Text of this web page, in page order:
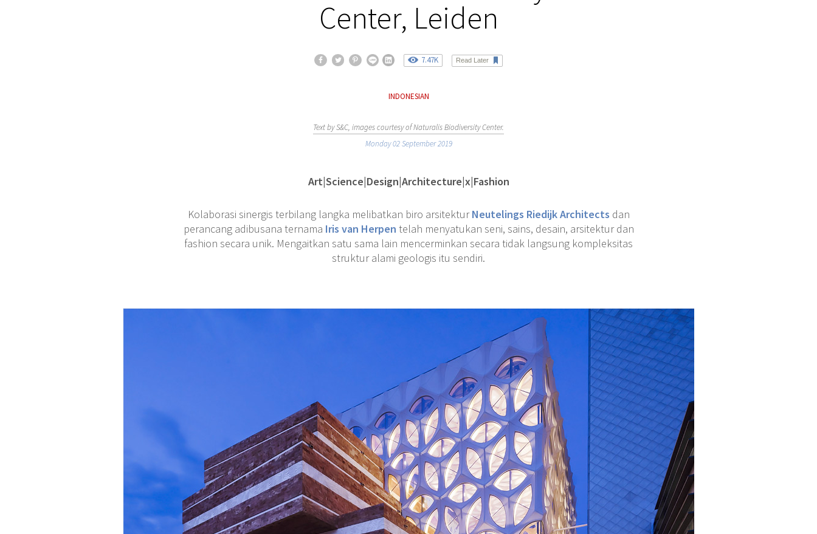
Center, Leiden
7.47K Read Later
INDONESIAN
Text by S&C, images courtesy of Naturalis Biodiversity Center.
Monday 02 September 2019
Art|Science|Design|Architecture|x|Fashion
Kolaborasi sinergis terbilang langka melibatkan biro arsitekturNeutelings Riedijk Architects dan
perancang adibusana ternama Iris van Herpen telah menyatukan seni, sains, desain, arsitektur dan
fashion secara unik. Mengaitkan satu sama lain mencerminkan secara tidak langsung kompleksitas
struktur alami geologis itu sendiri.